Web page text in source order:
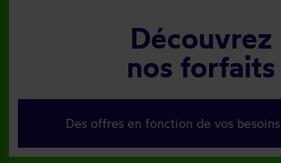
Découvrez
nos forfaits
Des offres en fonction de vos besoins